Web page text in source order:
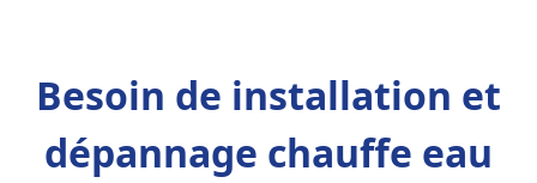
Besoin de installation et
dépannage chauffe eau